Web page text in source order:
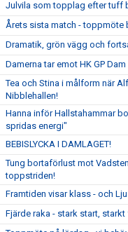
Julvila som topplag efter tuff
Årets sista match - toppmöte
Dramatik, grön vägg och
Damerna tar emot HK GP
Tea och Stina i målform när
Nibblehallen!
Hanna inför Hallstahammar
spridas energi"
BEBISLYCKA I DAMLAGET!
Tung bortaförlust mot
toppstriden!
Framtiden visar klass - och
Fjärde raka - stark start,